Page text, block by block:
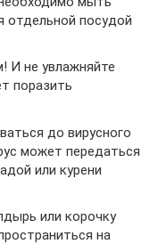
отдельной посудой
И не увлажняйте
поразить
до вирусного
может передаться
или курени
или корочку
на